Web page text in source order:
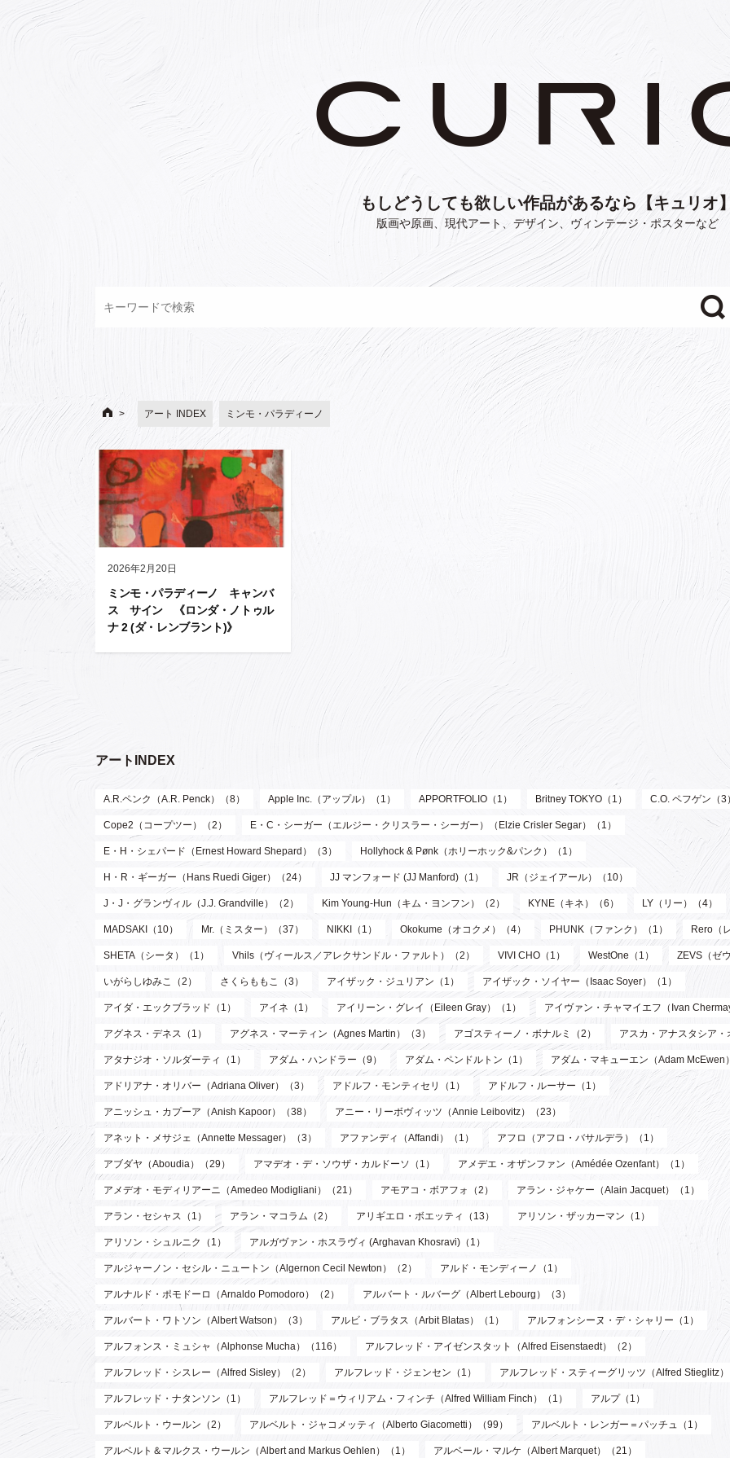
もしどうしても欲しい作品があるなら【キュリオ
版画や原画、現代アート、デザイン、ヴィンテージ・ポスターなど
アート INDEX ミンモ・パラディーノ
2026年2月20日
ミンモ・パラディーノ キャンバ
ス サイン 《ロンダ・ノトゥル
ナ 2 (ダ・レンブラント)》
アートINDEX
A.R.ペンク（A.R. Penck）（8） Apple Inc.（アップル）（1） APPORTFOLIO（1） Britney TOKYO（1） C.O. ペフゲン（3
Cope2（コープツー）（2） E・C・シーガー（エルジー・クリスラー・シーガー）（Elzie Crisler Segar）（1）
E・H・シェパード（Ernest Howard Shepard）（3） Hollyhock & Pønk（ホリーホック&パンク）（1）
H・R・ギーガー（Hans Ruedi Giger）（24） JJ マンフォード (JJ Manford)（1） JR（ジェイアール）（10）
J・J・グランヴィル（J.J. Grandville）（2） Kim Young-Hun（キム・ヨンフン）（2） KYNE（キネ）（6） LY（リー）（4）
MADSAKI（10） Mr.（ミスター）（37） NIKKI（1） Okokume（オコクメ）（4） PHUNK（ファンク）（1） Rero（
SHETA（シータ）（1） Vhils（ヴィールス／アレクサンドル・ファルト）（2） VIVI CHO（1） WestOne（1） ZEVS（ゼ
いがらしゆみこ（2） さくらももこ（3） アイザック・ジュリアン（1） アイザック・ソイヤー（Isaac Soyer）（1）
アイダ・エックブラッド（1） アイネ（1） アイリーン・グレイ（Eileen Gray）（1） アイヴァン・チャマイエフ（Ivan
アグネス・デネス（1） アグネス・マーティン（Agnes Martin）（3） アゴスティーノ・ボナルミ（2） アスカ・アナスタシア
アタナジオ・ソルダーティ（1） アダム・ハンドラー（9） アダム・ペンドルトン（1） アダム・マキューエン（Adam McEwen
アドリアナ・オリバー（Adriana Oliver）（3） アドルフ・モンティセリ（1） アドルフ・ルーサー（1）
アニッシュ・カプーア（Anish Kapoor）（38） アニー・リーボヴィッツ（Annie Leibovitz）（23）
アネット・メサジェ（Annette Messager）（3） アファンディ（Affandi）（1） アフロ（アフロ・バサルデラ）（1）
アブダヤ（Aboudia）（29） アマデオ・デ・ソウザ・カルドーソ（1） アメデエ・オザンファン（Amédée Ozenfant）（1）
アメデオ・モディリアーニ（Amedeo Modigliani）（21） アモアコ・ボアフォ（2） アラン・ジャケー（Alain Jacquet）（1）
アラン・セシャス（1） アラン・マコラム（2） アリギエロ・ボエッティ（13） アリソン・ザッカーマン（1）
アリソン・シュルニク（1） アルガヴァン・ホスラヴィ (Arghavan Khosravi)（1）
アルジャーノン・セシル・ニュートン（Algernon Cecil Newton）（2） アルド・モンディーノ（1）
アルナルド・ポモドーロ（Arnaldo Pomodoro）（2） アルバート・ルバーグ（Albert Lebourg）（3）
アルバート・ワトソン（Albert Watson）（3） アルビ・ブラタス（Arbit Blatas）（1） アルフォンシーヌ・デ・シャリー（1）
アルフォンス・ミュシャ（Alphonse Mucha）（116） アルフレッド・アイゼンスタット（Alfred Eisenstaedt）（2）
アルフレッド・シスレー（Alfred Sisley）（2） アルフレッド・ジェンセン（1） アルフレッド・スティーグリッツ（Alfred Stieglitz
アルフレッド・ナタンソン（1） アルフレッド＝ウィリアム・フィンチ（Alfred William Finch）（1） アルプ（1）
アルベルト・ウールン（2） アルベルト・ジャコメッティ（Alberto Giacometti）（99） アルベルト・レンガー＝パッチュ（1）
アルベルト＆マルクス・ウールン（Albert and Markus Oehlen）（1） アルベール・マルケ（Albert Marquet）（21）